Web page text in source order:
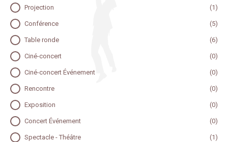
TYPE D'ÉVÉNEMENT
Projection (1)
Conférence (5)
Table ronde (6)
Ciné-concert (0)
Ciné-concert Événement (0)
Rencontre (0)
Exposition (0)
Concert Événement (0)
Spectacle - Théâtre (1)